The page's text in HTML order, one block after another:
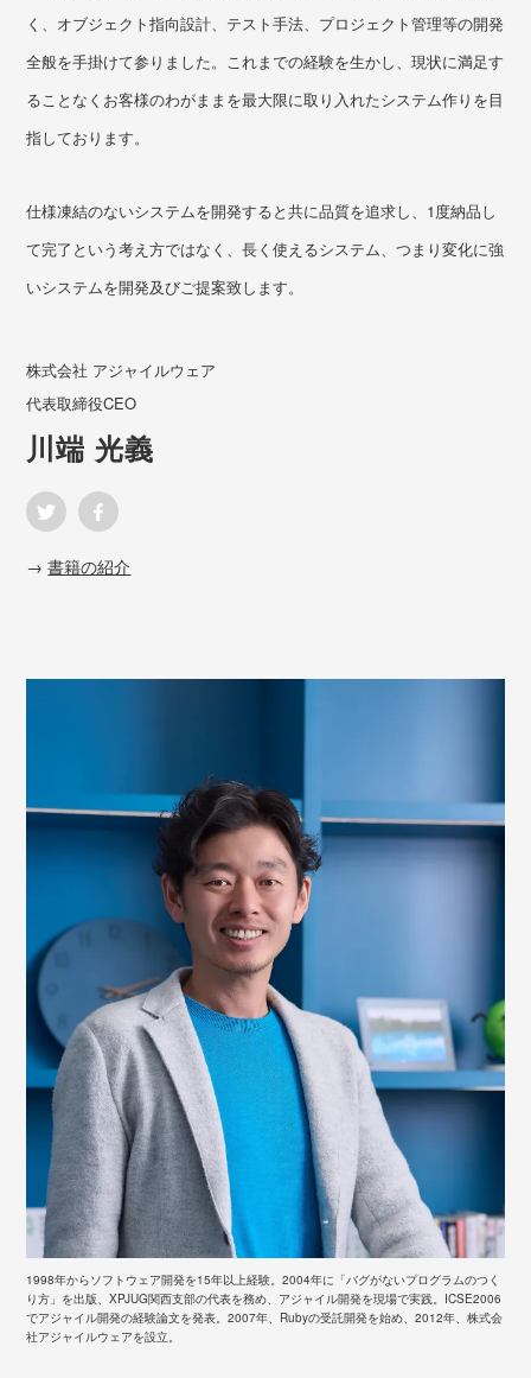
く、オブジェクト指向設計、テスト手法、プロジェクト管理等の開発
全般を手掛けて参りました。これまでの経験を生かし、現状に満足す
ることなくお客様のわがままを最大限に取り入れたシステム作りを目
指しております。
仕様凍結のないシステムを開発すると共に品質を追求し、1度納品し
て完了という考え方ではなく、長く使えるシステム、つまり変化に強
いシステムを開発及びご提案致します。
株式会社 アジャイルウェア
代表取締役CEO
→書籍の紹介
1998年からソフトウェア開発を15年以上経験。2004年に「バグがないプログラムのつく
り方」を出版、XPJUG関西支部の代表を務め、アジャイル開発を現場で実践。ICSE2006
でアジャイル開発の経験論文を発表。2007年、Rubyの受託開発を始め、2012年、株式会
社アジャイルウェアを設立。